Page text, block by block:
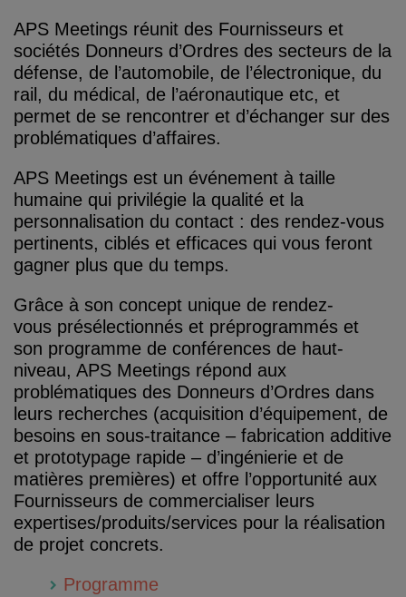
APS Meetings réunit des Fournisseurs et
sociétés Donneurs d’Ordres des secteurs de la
défense, de l’automobile, de l’électronique, du
rail, du médical, de l’aéronautique etc, et
permet de se rencontrer et d’échanger sur des
problématiques d’affaires.
APS Meetings est un événement à taille
humaine qui privilégie la qualité et la
personnalisation du contact : des rendez-vous
pertinents, ciblés et efficaces qui vous feront
gagner plus que du temps.
Grâce à son concept unique de rendez-
vous présélectionnés et préprogrammés et
son programme de conférences de haut-
niveau, APS Meetings répond aux
problématiques des Donneurs d’Ordres dans
leurs recherches (acquisition d’équipement, de
besoins en sous-traitance – fabrication additive
et prototypage rapide – d’ingénierie et de
matières premières) et offre l’opportunité aux
Fournisseurs de commercialiser leurs
expertises/produits/services pour la réalisation
de projet concrets.
Programme